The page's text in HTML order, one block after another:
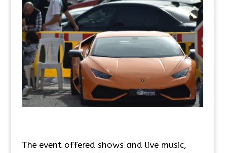
The event offered shows and live music,